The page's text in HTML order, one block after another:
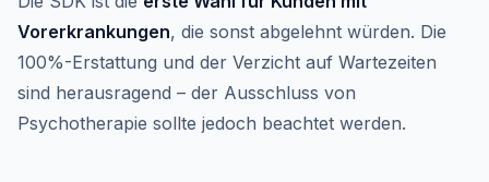
Vorerkrankungen, die sonst abgelehnt würden. Die
100%-Erstattung und der Verzicht auf Wartezeiten
sind herausragend – der Ausschluss von
Psychotherapie sollte jedoch beachtet werden.